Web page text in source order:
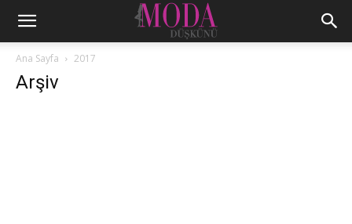
Ana Sayfa 2017
Arşiv